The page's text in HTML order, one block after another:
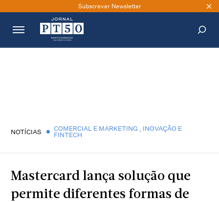
Subscrever Newsletter
NOTÍCIAS COMERCIAL E MARKETING
INOVAÇÃO E
FINTECH
Mastercard lança solução que
permite diferentes formas de